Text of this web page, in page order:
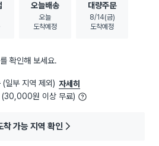
오늘배송
오늘
도착예정
대량주문
8/14(금)
도착예정
확인해 보세요.
일부 지역 제외) 자세히
원 이상 무료)
착 가능 지역 확인